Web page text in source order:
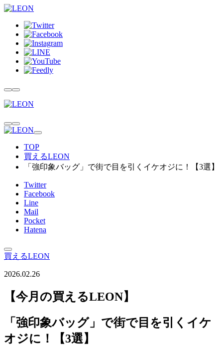
TOP
買えるLEON
「強印象バッグ」で街で目を引くイケオジに！【3選】
Twitter
Facebook
Line
Mail
Pocket
Hatena
買えるLEON
2026.02.26
【今月の買えるLEON】
「強印象バッグ」で街で目を引くイケ
オジに！【3選】